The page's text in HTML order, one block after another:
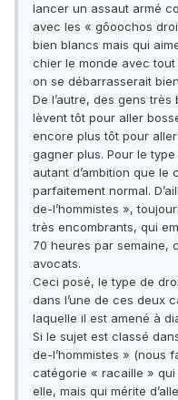
lancer un assaut armé
avec les « gôoochos
bien blancs mais qui
chier le monde avec
on se débarrasserait
De l’autre, des gens
lèvent tôt pour aller
encore plus tôt pour
gagner plus. Pour le
autant d’ambition que le
parfaitement normal.
de-l’hommistes »,
très encombrants, qui
70 heures par semaine,
avocats.
Ceci posé, le type de
dans l’une de ces deux
laquelle il est amené à
Si le sujet est classé
de-l’hommistes » (nous
catégorie « racaille » qui
elle, mais qui mérite